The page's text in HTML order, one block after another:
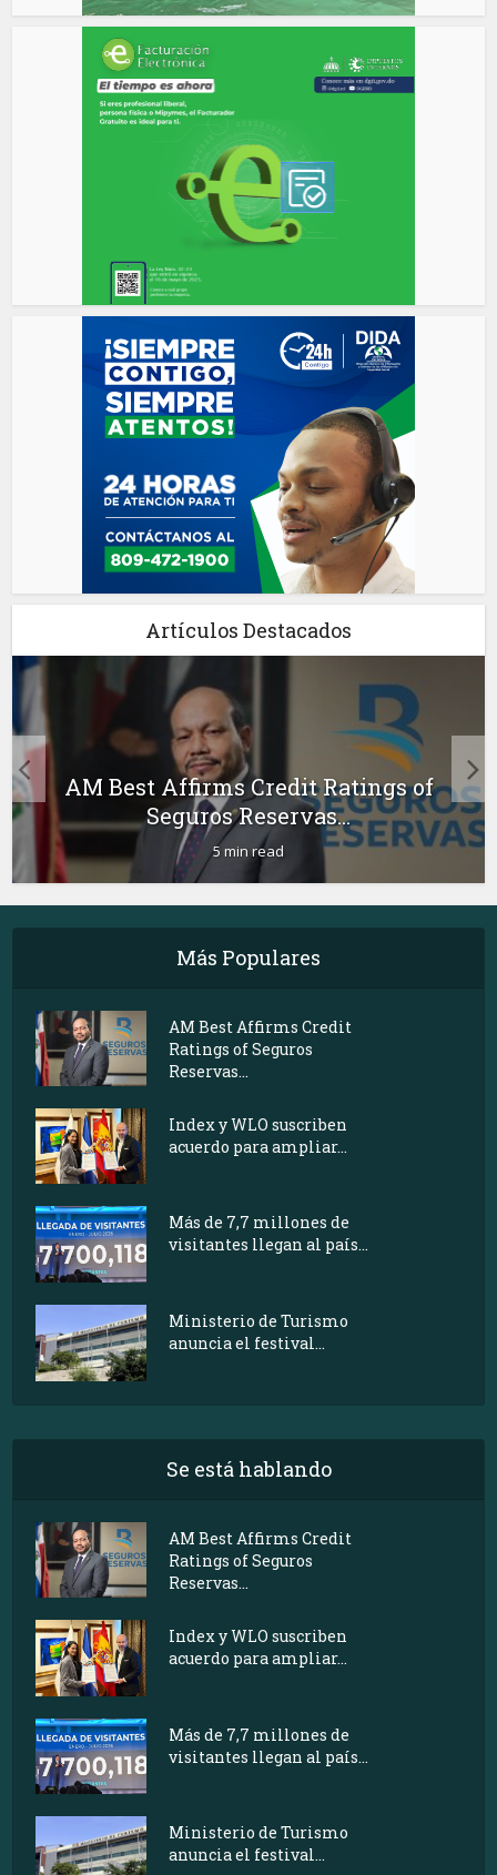
Artículos Destacados
AM Best Affirms Credit Ratings of
Seguros Reservas...
5 min read
Más Populares
AM Best Affirms Credit
Ratings of Seguros
Reservas...
Index y WLO suscriben
acuerdo para ampliar...
Más de 7,7 millones de
visitantes llegan al país...
Ministerio de Turismo
anuncia el festival...
Se está hablando
AM Best Affirms Credit
Ratings of Seguros
Reservas...
Index y WLO suscriben
acuerdo para ampliar...
Más de 7,7 millones de
visitantes llegan al país...
Ministerio de Turismo
anuncia el festival...